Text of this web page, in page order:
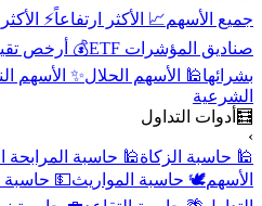
جميع الأسهم📈 الأكثر ارتفاعاً⚡
صناديق المؤشرات ETF
💰 أرخص
بشرائها🕌 الأسهم الحلال✨ الأسهم
الشرعية
🧮 أدوات التداول
›
🕌 حاسبة الزكاة🕌 حاسبة المرابحة
الأسهم🕊️ حاسبة المواريث💵 حاسبة